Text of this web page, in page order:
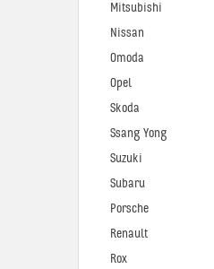
Mitsubishi
Nissan
Omoda
Opel
Skoda
Ssang Yong
Suzuki
Subaru
Porsche
Renault
Rox